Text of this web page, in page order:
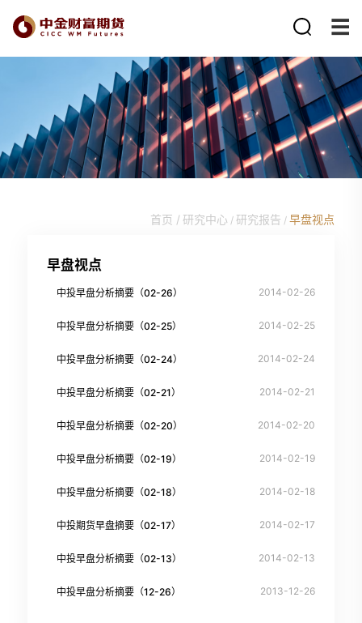
首页 / 研究中心 / 研究报告 / 早盘视点
早盘视点
中投早盘分析摘要（02-26） 2014-02-26
中投早盘分析摘要（02-25） 2014-02-25
中投早盘分析摘要（02-24） 2014-02-24
中投早盘分析摘要（02-21） 2014-02-21
中投早盘分析摘要（02-20） 2014-02-20
中投早盘分析摘要（02-19） 2014-02-19
中投早盘分析摘要（02-18） 2014-02-18
中投期货早盘摘要（02-17） 2014-02-17
中投早盘分析摘要（02-13） 2014-02-13
中投早盘分析摘要（12-26） 2013-12-26